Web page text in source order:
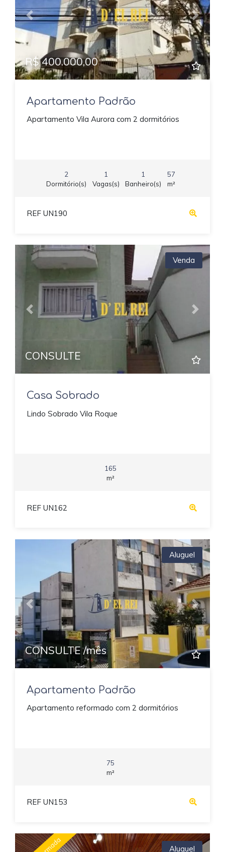
Previous Next
R$ 400.000,00
Apartamento Padrão
Apartamento Vila Aurora com 2 dormitórios
2
Dormitório(s)
1
Vagas(s)
1
Banheiro(s)
57
m²
REF UN190
Previous Next
Venda
CONSULTE
Casa Sobrado
Lindo Sobrado Vila Roque
165
m²
REF UN162
Previous Next
Aluguel
CONSULTE /mês
Apartamento Padrão
Apartamento reformado com 2 dormitórios
75
m²
REF UN153
Aluguel